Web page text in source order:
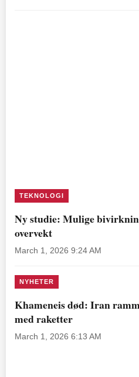
TEKNOLOGI
Ny studie: Mulige
overvekt
March 1, 2026 9:24 AM
NYHETER
Khameneis død: Iran
med raketter
March 1, 2026 6:13 AM